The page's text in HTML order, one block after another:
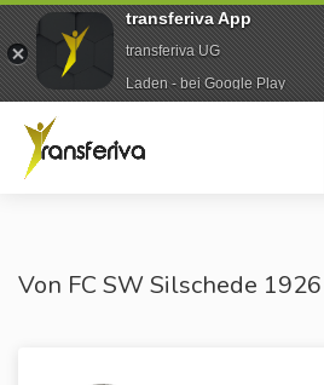
Von FC SW Silschede
transferiva App
transferiva UG
Laden - bei Google Play